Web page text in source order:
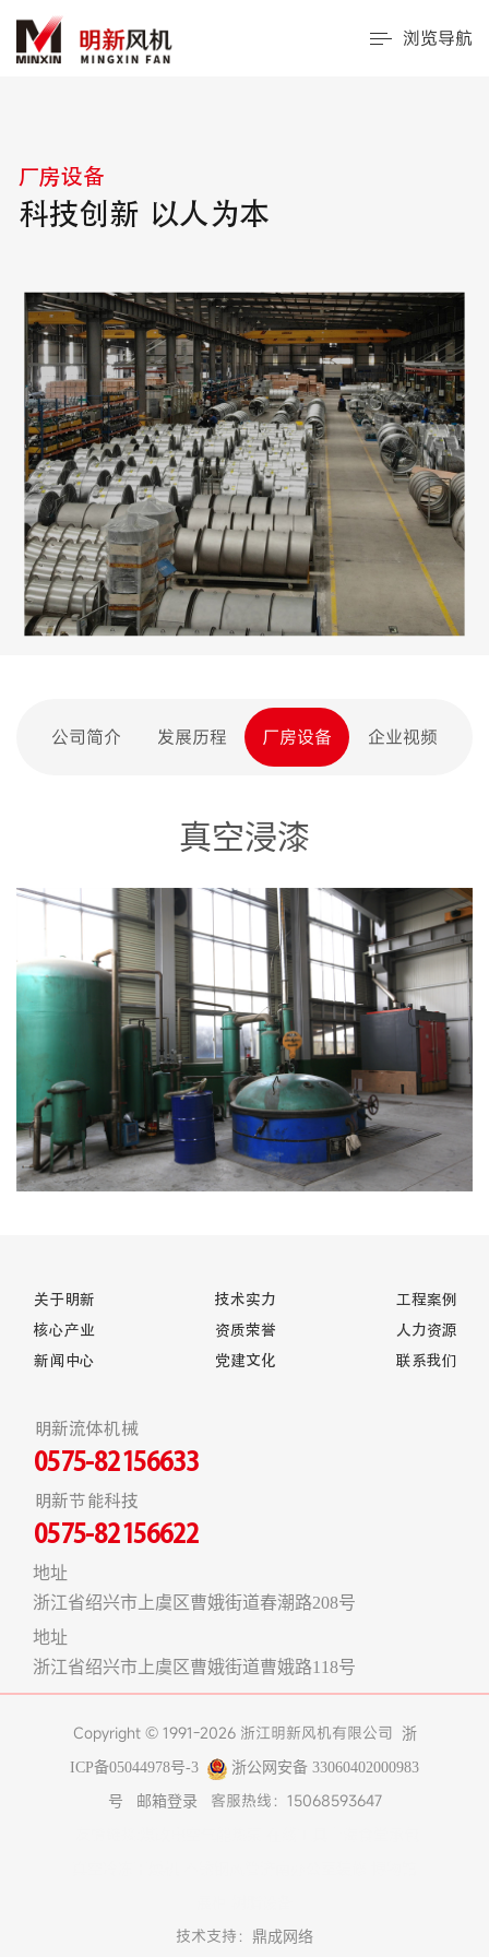
浏览导航
厂房设备
科技创新 以人为本
公司简介 发展历程 厂房设备 企业视频
真空浸漆
关于明新
核心产业
新闻中心
技术实力
资质荣誉
党建文化
工程案例
人力资源
联系我们
明新流体机械
0575-82156633
明新节能科技
0575-82156622
地址
浙江省绍兴市上虞区曹娥街道春潮路208号
地址
浙江省绍兴市上虞区曹娥街道曹娥路118号
Copyright © 1991-2026 浙江明新风机有限公司 浙
ICP备05044978号-3 浙公网安备 33060402000983
号 邮箱登录
客服热线：15068593647
技术支持： 鼎成网络